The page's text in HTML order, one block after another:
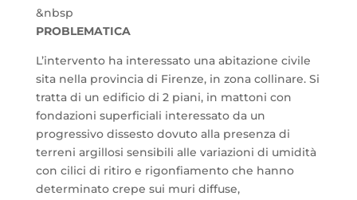
&nbsp
PROBLEMATICA
L’intervento ha interessato una abitazione civile
sita nella provincia di Firenze, in zona collinare. Si
tratta di un edificio di 2 piani, in mattoni con
fondazioni superficiali interessato da un
progressivo dissesto dovuto alla presenza di
terreni argillosi sensibili alle variazioni di umidità
con cilici di ritiro e rigonfiamento che hanno
determinato crepe sui muri diffuse,